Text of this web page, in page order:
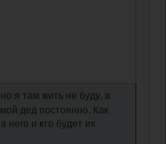
я там жить не буду, в
дед постоянно. Как
него и кто будет их